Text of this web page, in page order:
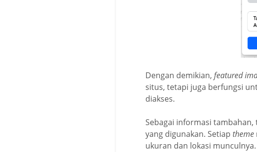
Dengan demikian, featured
situs, tetapi juga berfungsi
diakses.
Sebagai informasi tambahan,
yang digunakan. Setiap theme
ukuran dan lokasi munculnya.